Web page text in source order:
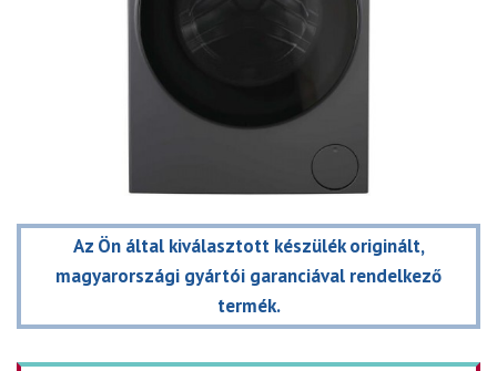
Az Ön által kiválasztott készülék originált,
magyarországi gyártói garanciával rendelkező
termék.